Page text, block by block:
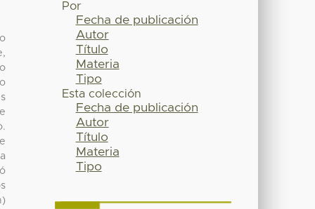
Por
Fecha de publicación
Autor
Título
Materia
Tipo
Esta colección
Fecha de publicación
Autor
Título
Materia
Tipo